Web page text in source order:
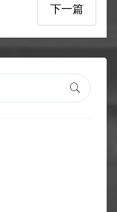
下一篇